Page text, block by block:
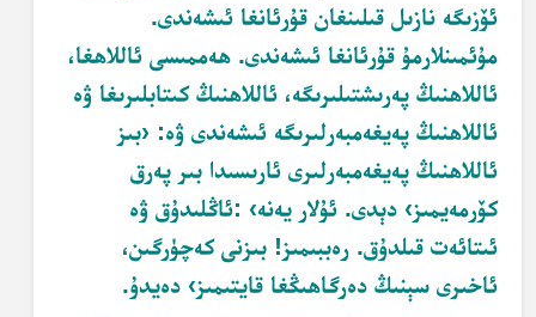
ئۆزىگە نازىل قىلىنغان قۇرئانغا ئىشەندى.
مۇئمىنلارمۇ قۇرئانغا ئىشەندى. ھەممىسى ئاللاھغا،
ئاللاھنىڭ پەرىشتىلىرىگە، ئاللاھنىڭ كىتابلىرىغا ۋە
ئاللاھنىڭ پەيغەمبەرلىرىگە ئىشەندى ۋە: ‹بىز
ئاللاھنىڭ پەيغەمبەرلىرى ئارىسىدا بىر پەرق
كۆرمەيمىز› دېدى. ئۇلار يەنە: ‹ئاڭلىدۇق ۋە
ئىتائەت قىلدۇق. رەببىمىز! بىزنى كەچۈرگىن،
ئاخىرى سېنىڭ دەرگاھىڭغا قايتىمىز› دەيدۇ.